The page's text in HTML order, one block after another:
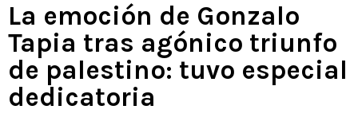
La emoción de Gonzalo
Tapia tras agónico triunfo
de palestino: tuvo especial
dedicatoria